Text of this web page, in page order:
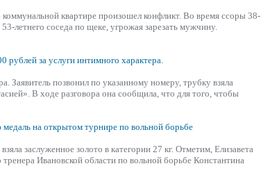
квартире произошел конфликт. Во время ссоры 38-
летнего соседа по щеке, угрожая зарезать мужчину.
за услуги интимного характера.
Заявитель позвонил по указанному номеру, трубку взяла
В ходе разговора она сообщила, что для того, чтобы
медаль на открытом турнире по вольной борьбе
взяла заслуженное золото в категории 27 кг. Отметим, Елизавета
Ивановской области по вольной борьбе Константина